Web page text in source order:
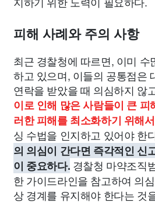
피해 사례와 주의 사항
최근 경찰청에 따르면, 이미 수
하고 있으며, 이들의 공통점은
연락을 받았을 때 의심하지 않
이로 인해 많은 사람들이 큰 피
러한 피해를 최소화하기 위해
싱 수법을 인지하고 있어야 한
의 의심이 간다면 즉각적인 신
이 중요하다. 경찰청 마약조직
한 가이드라인을 참고하여 의
상 경계를 유지해야 한다는 것